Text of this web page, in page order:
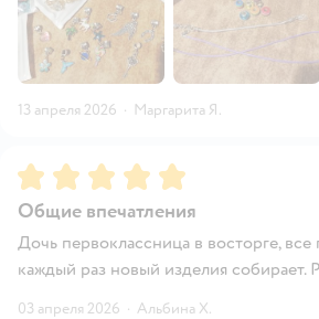
13 апреля 2026 · Маргарита Я.
Рейтинг:5
Общие впечатления
Дочь первоклассница в восторге, все
каждый раз новый изделия собирает.
03 апреля 2026 · Альбина Х.